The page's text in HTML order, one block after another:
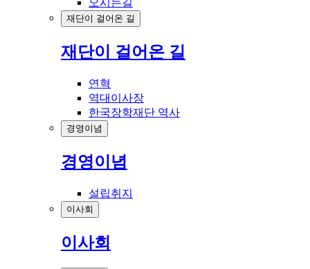
오시는길
재단이 걸어온 길
재단이 걸어온 길
연혁
역대이사장
한국장학재단 역사
경영이념
경영이념
설립취지
이사회
이사회